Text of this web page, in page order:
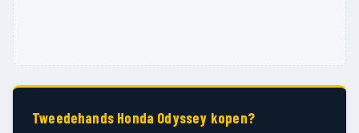
Tweedehands Honda Odyssey kopen?